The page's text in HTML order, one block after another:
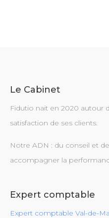
Le Cabinet
Fidutio nait en 2020 autour
satisfaction de ses clients.
Notre ADN : du conseil et
accompagner la
Expert comptable
Expert comptable Val-de-